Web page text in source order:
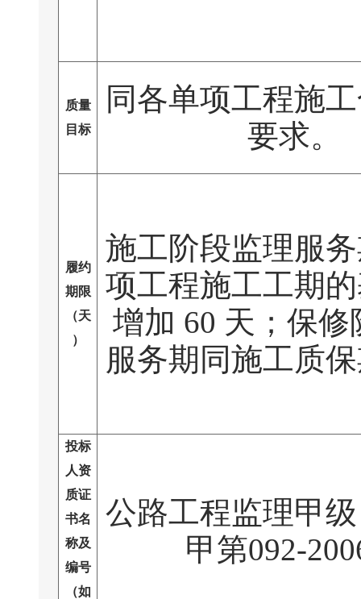
质量
目标
同各单项工程施
要求。
履约
期限
（天
）
施工阶段监理服
项工程施工工期
增加 60 天；保修
服务期同施工质
投标
人资
质证
书名
称及
编号
（如
公路工程监理甲
甲第092-